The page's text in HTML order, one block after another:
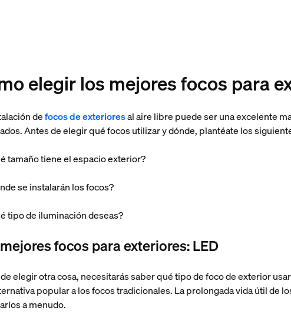
elegir los mejores focos para
defocos de exterioresal aire libre puede ser una excelente
Antes de elegir qué focos utilizar y dónde, plantéate los
tamaño tiene el espacio exterior?
se instalarán los focos?
tipo de iluminación deseas?
focos para exteriores: LED
elegir otra cosa, necesitarás saber qué tipo de foco de exterior
popular a los focos tradicionales. La prolongada vida útil de
a menudo.